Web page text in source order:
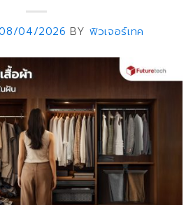
04/2026 BYฟิวเจอร์เทค